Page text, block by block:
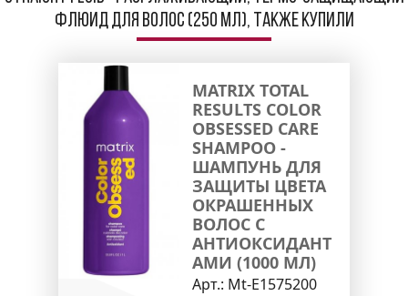
флюид для волос (250 мл), также купили
MATRIX TOTAL
RESULTS COLOR
OBSESSED CARE
SHAMPOO -
ШАМПУНЬ ДЛЯ
ЗАЩИТЫ ЦВЕТА
ОКРАШЕННЫХ
ВОЛОС С
АНТИОКСИДАНТ
АМИ (1000 МЛ)
Арт.: Mt-E1575200